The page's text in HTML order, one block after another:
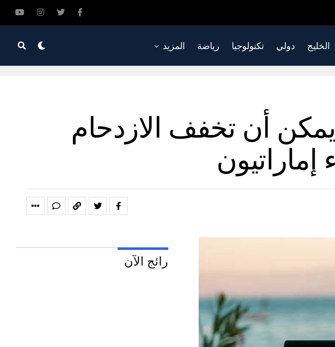
الخليج دولي تكنولوجيا رياضة المزيد
أن تخفف الازدحام
إماراتيون
رائج الآن